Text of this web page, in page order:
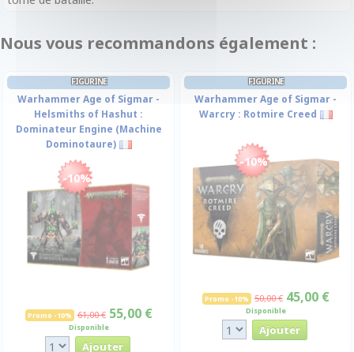
Nous vous recommandons également :
FIGURINE
Warhammer Age of Sigmar -
Helsmiths of Hashut :
Dominateur Engine (Machine
Dominotaure)
-10%
Promo -10% 61,00 € 55,00 €
Disponible
FIGURINE
Warhammer Age of Sigmar -
Warcry : Rotmire Creed
-10%
Promo -10% 50,00 € 45,00 €
Disponible